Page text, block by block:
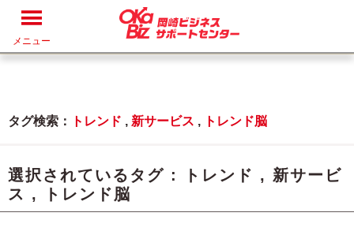
メニュー
タグ検索： トレンド , 新サービス , トレンド脳
選択されているタグ : トレンド , 新サービ
ス , トレンド脳